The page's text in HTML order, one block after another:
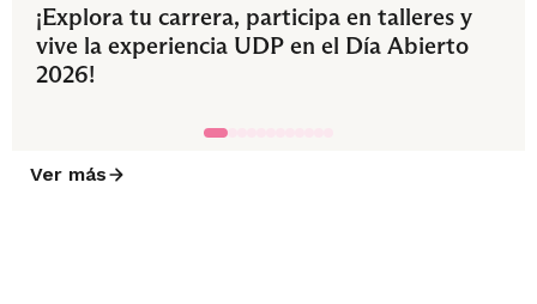
¡Explora tu carrera, participa en talleres y
vive la experiencia UDP en el Día Abierto
2026!
Ver más